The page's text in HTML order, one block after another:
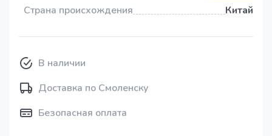
Страна происхождения
Китай
В наличии
Доставка по Смоленску
Безопасная оплата